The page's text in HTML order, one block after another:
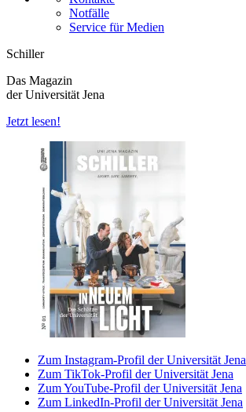
Notfälle
Service für Medien
Schiller
Das Magazin
der Universität Jena
Jetzt lesen!
Zum Instagram-Profil der Universität Jena
Zum TikTok-Profil der Universität Jena
Zum YouTube-Profil der Universität Jena
Zum LinkedIn-Profil der Universität Jena